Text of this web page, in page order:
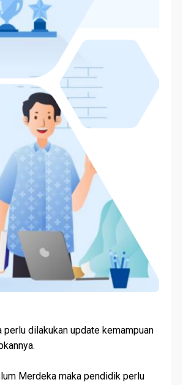
dilakukan update kemampuan
Merdeka maka pendidik perlu